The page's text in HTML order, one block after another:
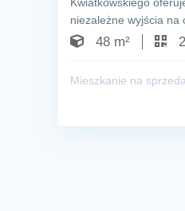
Kwiatkowskiego
niezależne wyjścia
48 m² 2
Mieszkanie na